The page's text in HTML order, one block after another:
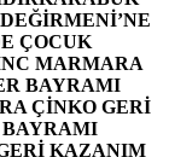
ÇOCUK
MARMARA
BAYRAMI
ÇİNKO GERİ
KAZANIM